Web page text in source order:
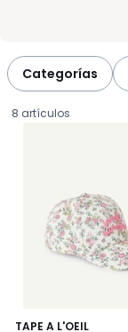
Categorías
8 artículos
TAPE A L'OEIL